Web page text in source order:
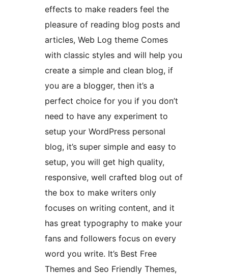
effects to make readers feel the
pleasure of reading blog posts and
articles, Web Log theme Comes
with classic styles and will help you
create a simple and clean blog, if
you are a blogger, then it’s a
perfect choice for you if you don’t
need to have any experiment to
setup your WordPress personal
blog, it’s super simple and easy to
setup, you will get high quality,
responsive, well crafted blog out of
the box to make writers only
focuses on writing content, and it
has great typography to make your
fans and followers focus on every
word you write. It’s Best Free
Themes and Seo Friendly Themes,